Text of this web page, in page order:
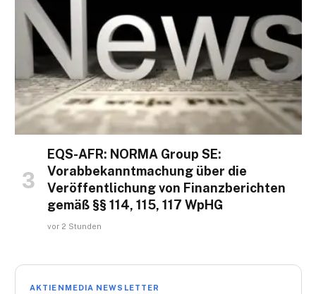
EQS-AFR: NORMA Group SE:
Vorabbekanntmachung über die
Veröffentlichung von Finanzberichten
gemäß §§ 114, 115, 117 WpHG
vor 2 Stunden
AKTIENMEDIA NEWSLETTER